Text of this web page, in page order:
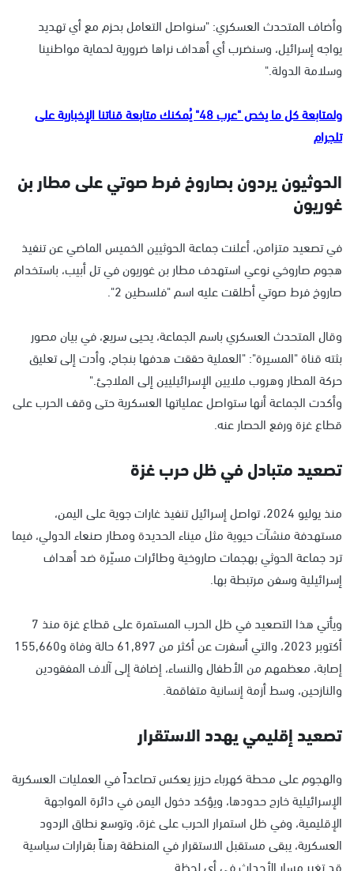
وأضاف المتحدث العسكري: "سنواصل التعامل بحزم مع أي تهديد
يواجه إسرائيل، وسنضرب أي أهداف نراها ضرورية لحماية مواطنينا
وسلامة الدولة."
ولمتابعة كل ما يخص "عرب 48" يُمكنك متابعة قناتنا الإخبارية على
تلجرام
الحوثيون يردون بصاروخ فرط صوتي على مطار بن
غوريون
في تصعيد متزامن، أعلنت جماعة الحوثيين الخميس الماضي عن تنفيذ
هجوم صاروخي نوعي استهدف مطار بن غوريون في تل أبيب، باستخدام
صاروخ فرط صوتي أطلقت عليه اسم "فلسطين 2".
وقال المتحدث العسكري باسم الجماعة، يحيى سريع، في بيان مصور
بثته قناة "المسيرة": "العملية حققت هدفها بنجاح، وأدت إلى تعليق
حركة المطار وهروب ملايين الإسرائيليين إلى الملاجئ."
وأكدت الجماعة أنها ستواصل عملياتها العسكرية حتى وقف الحرب على
قطاع غزة ورفع الحصار عنه.
تصعيد متبادل في ظل حرب غزة
منذ يوليو 2024، تواصل إسرائيل تنفيذ غارات جوية على اليمن،
مستهدفة منشآت حيوية مثل ميناء الحديدة ومطار صنعاء الدولي، فيما
ترد جماعة الحوثي بهجمات صاروخية وطائرات مسيّرة ضد أهداف
إسرائيلية وسفن مرتبطة بها.
ويأتي هذا التصعيد في ظل الحرب المستمرة على قطاع غزة منذ 7
أكتوبر 2023، والتي أسفرت عن أكثر من 61,897 حالة وفاة و155,660
إصابة، معظمهم من الأطفال والنساء، إضافة إلى آلاف المفقودين
والنازحين، وسط أزمة إنسانية متفاقمة.
تصعيد إقليمي يهدد الاستقرار
والهجوم على محطة كهرباء حزيز يعكس تصاعداً في العمليات العسكرية
الإسرائيلية خارج حدودها، ويؤكد دخول اليمن في دائرة المواجهة
الإقليمية، وفي ظل استمرار الحرب على غزة، وتوسع نطاق الردود
العسكرية، يبقى مستقبل الاستقرار في المنطقة رهناً بقرارات سياسية
قد تغير مسار الأحداث في أي لحظة.